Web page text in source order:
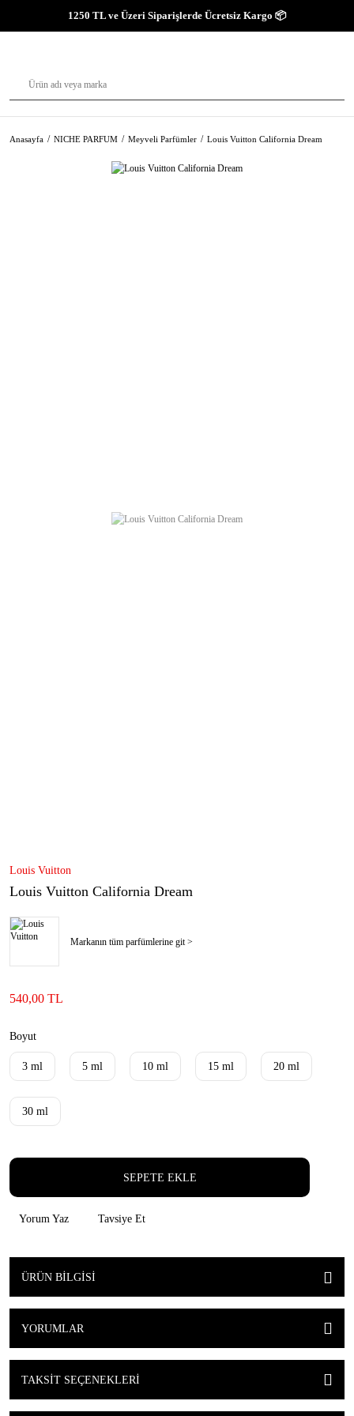
1250 TL ve Üzeri Siparişlerde Ücretsiz Kargo 📦
Anasayfa NICHE PARFUM Meyveli Parfümler Louis Vuitton California Dream
Louis Vuitton
Louis Vuitton California Dream
Markanın tüm parfümlerine git >
540,00 TL
Boyut
3 ml 5 ml 10 ml 15 ml 20 ml
30 ml
SEPETE EKLE
Yorum Yaz Tavsiye Et
ÜRÜN BILGISI
YORUMLAR
TAKSIT SEÇENEKLERI